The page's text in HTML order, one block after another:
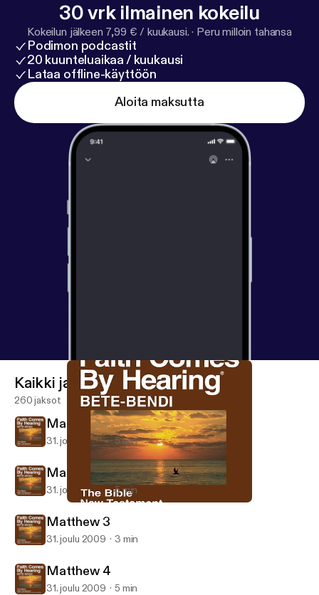
30 vrk ilmainen kokeilu
Kokeilun jälkeen 7,99 € / kuukausi. · Peru milloin tahansa
Podimon podcastit
20 kuunteluaikaa / kuukausi
Lataa offline-käyttöön
Aloita maksutta
Bete-Bendi Bible (Dramatized)
Kaikki jaksot
260 jaksot
Matthew 1
31. joulu 2009 5 min
Matthew 2
31. joulu 2009 5 min
Matthew 3
31. joulu 2009 3 min
Matthew 4
31. joulu 2009 5 min